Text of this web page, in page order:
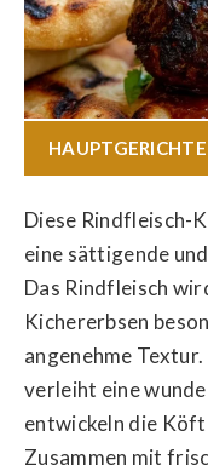
HAUPTGERICHTE
Diese Rindfleisch-
eine sättigende
Das Rindfleisch
Kichererbsen
angenehme
verleiht eine
entwickeln die
Zusammen mit